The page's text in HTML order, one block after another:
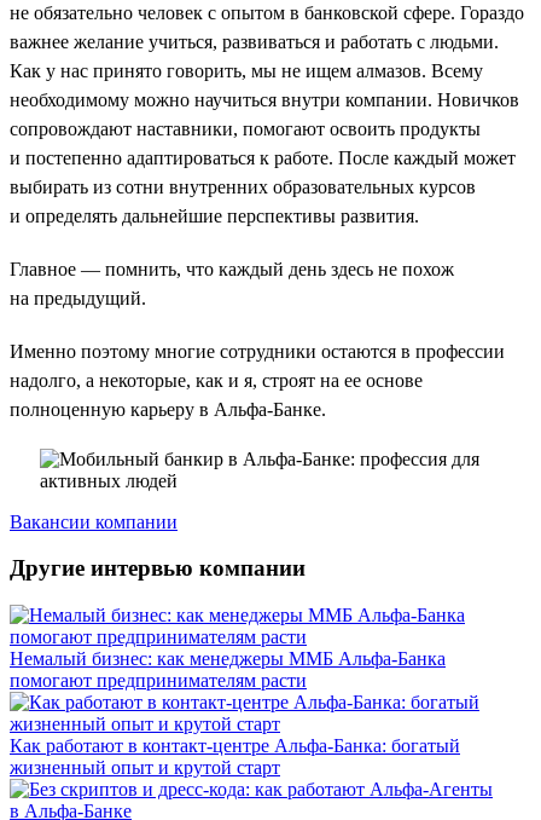
не обязательно человек с опытом в банковской сфере. Гораздо
важнее желание учиться, развиваться и работать с людьми.
Как у нас принято говорить, мы не ищем алмазов. Всему
необходимому можно научиться внутри компании. Новичков
сопровождают наставники, помогают освоить продукты
и постепенно адаптироваться к работе. После каждый может
выбирать из сотни внутренних образовательных курсов
и определять дальнейшие перспективы развития.
Главное — помнить, что каждый день здесь не похож
на предыдущий.
Именно поэтому многие сотрудники остаются в профессии
надолго, а некоторые, как и я, строят на ее основе
полноценную карьеру в Альфа-Банке.
Вакансии компании
Другие интервью компании
Немалый бизнес: как менеджеры ММБ Альфа-Банка
помогают предпринимателям расти
Как работают в контакт-центре Альфа-Банка: богатый
жизненный опыт и крутой старт